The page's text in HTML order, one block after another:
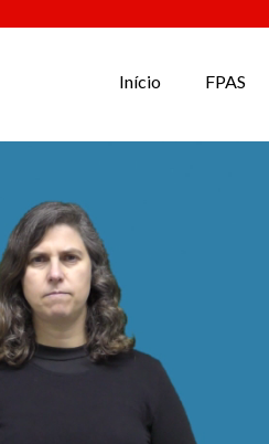
Início FPAS